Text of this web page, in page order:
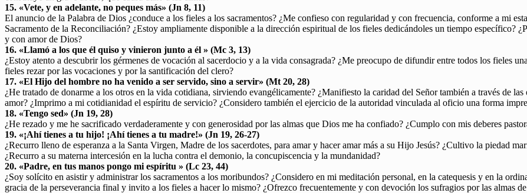
15. «Vete, y en adelante, no peques más» (Jn 8, 11)
El anuncio de la Palabra de Dios ¿conduce a los fieles a los sacramentos? ¿Me confieso con regularidad y con frecuencia, conforme a mi
Sacramento de la Reconciliación? ¿Estoy ampliamente disponible a la dirección espiritual de los fieles dedicándoles un tiempo específico?
y con amor de Dios?
16. «Llamó a los que él quiso y vinieron junto a él » (Mc 3, 13)
¿Estoy atento a descubrir los gérmenes de vocación al sacerdocio y a la vida consagrada? ¿Me preocupo de difundir entre todos los fieles
fieles rezar por las vocaciones y por la santificación del clero?
17. «El Hijo del hombre no ha venido a ser servido, sino a servir» (Mt 20, 28)
¿He tratado de donarme a los otros en la vida cotidiana, sirviendo evangélicamente? ¿Manifiesto la caridad del Señor también a través de
amor? ¿Imprimo a mi cotidianidad el espíritu de servicio? ¿Considero también el ejercicio de la autoridad vinculada al oficio una forma
18. «Tengo sed» (Jn 19, 28)
¿He rezado y me he sacrificado verdaderamente y con generosidad por las almas que Dios me ha confiado? ¿Cumplo con mis deberes
19. «¡Ahí tienes a tu hijo! ¡Ahí tienes a tu madre!» (Jn 19, 26-27)
¿Recurro lleno de esperanza a la Santa Virgen, Madre de los sacerdotes, para amar y hacer amar más a su Hijo Jesús? ¿Cultivo la piedad
¿Recurro a su materna intercesión en la lucha contra el demonio, la concupiscencia y la mundanidad?
20. «Padre, en tus manos pongo mi espíritu » (Lc 23, 44)
¿Soy solícito en asistir y administrar los sacramentos a los moribundos? ¿Considero en mi meditación personal, en la catequesis y en la
gracia de la perseverancia final y invito a los fieles a hacer lo mismo? ¿Ofrezco frecuentemente y con devoción los sufragios por las almas